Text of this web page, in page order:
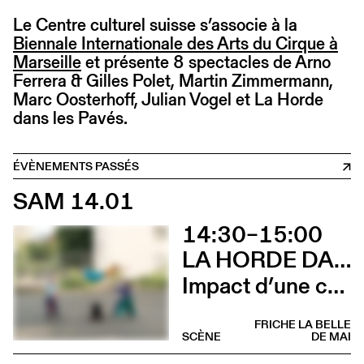
Le Centre culturel suisse s’associe à la
Biennale Internationale des Arts du Cirque à
Marseilleet présente 8 spectacles de Arno
Ferrera & Gilles Polet, Martin Zimmermann,
Marc Oosterhoff, Julian Vogel et La Horde
dans les Pavés.
ÉVÈNEMENTS PASSÉS
SAM 14.01
14:30–15:00
LA HORDE DANS LES PAVÉS
Impact d’une course
FRICHE LA BELLE
DE MAI
SCÈNE